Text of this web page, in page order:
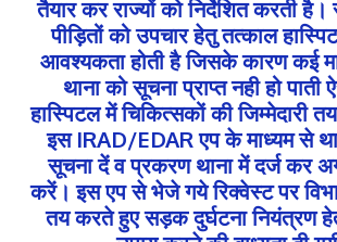
तैयार कर राज्यों को निर्देशित करती
पीड़ितों को उपचार हेतु तत्काल
आवश्यकता होती है जिसके कारण कई
थाना को सूचना प्राप्त नही हो पाती
हास्पिटल में चिकित्सकों की जिम्मेदारी
इस IRAD/EDAR एप के माध्यम से
सूचना दें व प्रकरण थाना में दर्ज कर
करें। इस एप से भेजे गये रिक्वेस्ट पर
तय करते हुए सड़क दुर्घटना नियंत्रण